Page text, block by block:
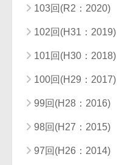
103回(R2：2020)
102回(H31：2019)
101回(H30：2018)
100回(H29：2017)
99回(H28：2016)
98回(H27：2015)
97回(H26：2014)